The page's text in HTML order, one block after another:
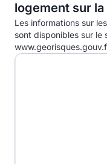
D
E
F
logement sur
Les informations sur
sont disponibles sur le